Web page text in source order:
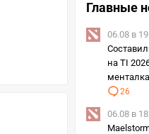
Главные
06.08 в
на TI
26
06.08 в